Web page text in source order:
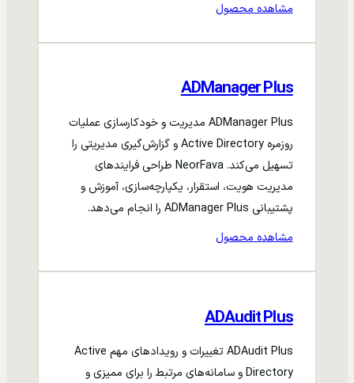
مشاهده محصول
ADManager Plus
ADManager Plus مدیریت و خودکارسازی عملیات
روزمره Active Directory و گزارش‌گیری مدیریتی را
تسهیل می‌کند. NeorFava طراحی فرایندهای
مدیریت هویت، استقرار، یکپارچه‌سازی، آموزش و
پشتیبانی ADManager Plus را انجام می‌دهد.
مشاهده محصول
ADAudit Plus
ADAudit Plus تغییرات و رویدادهای مهم Active
Directory و سامانه‌های مرتبط را برای ممیزی و